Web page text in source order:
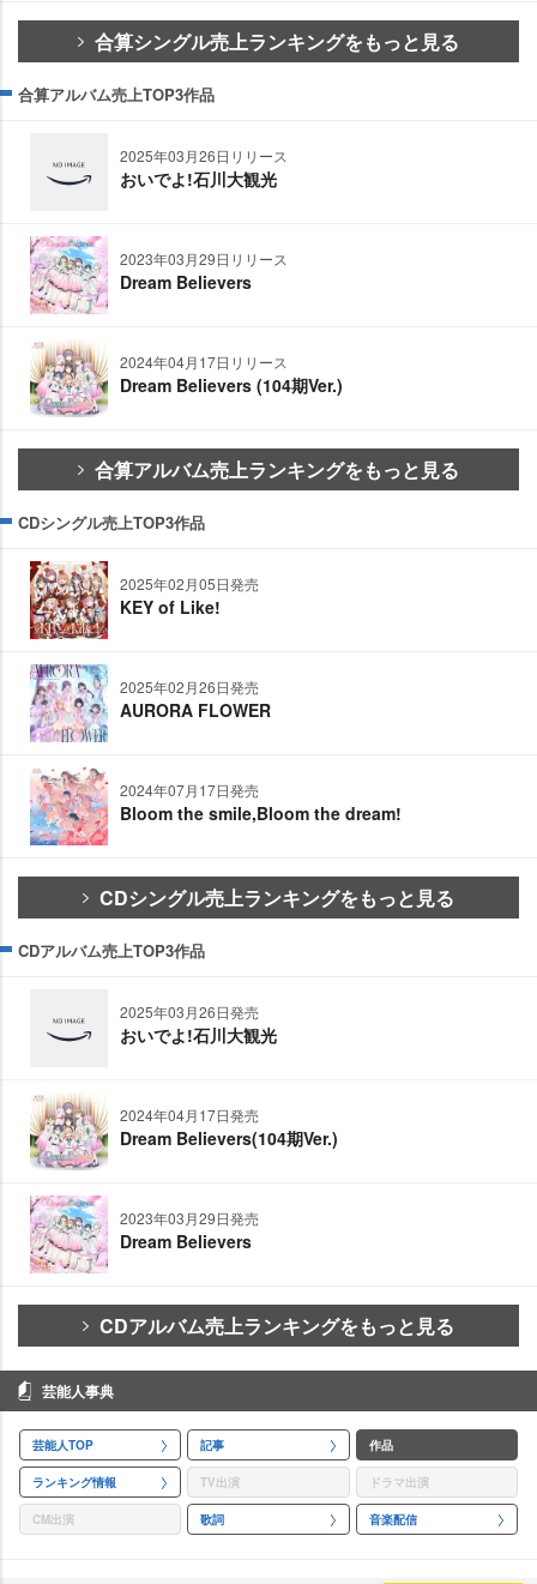
合算シングル売上ランキングをもっと見る
合算アルバム売上TOP3作品
2025年03月26日リリース
おいでよ!石川大観光
2023年03月29日リリース
Dream Believers
2024年04月17日リリース
Dream Believers (104期Ver.)
合算アルバム売上ランキングをもっと見る
CDシングル売上TOP3作品
2025年02月05日発売
KEY of Like!
2025年02月26日発売
AURORA FLOWER
2024年07月17日発売
Bloom the smile,Bloom the dream!
CDシングル売上ランキングをもっと見る
CDアルバム売上TOP3作品
2025年03月26日発売
おいでよ!石川大観光
2024年04月17日発売
Dream Believers(104期Ver.)
2023年03月29日発売
Dream Believers
CDアルバム売上ランキングをもっと見る
芸能人事典
芸能人TOP 記事 作品
ランキング情報 TV出演 ドラマ出演
CM出演 歌詞 音楽配信